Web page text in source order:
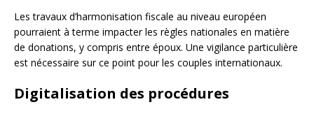
Les travaux d’harmonisation fiscale au niveau européen
pourraient à terme impacter les règles nationales en matière
de donations, y compris entre époux. Une vigilance particulière
est nécessaire sur ce point pour les couples internationaux.
Digitalisation des procédures